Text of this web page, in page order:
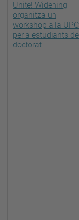
Unite! Widening
organitza un
workshop a la UPC
per a estudiants de
doctorat